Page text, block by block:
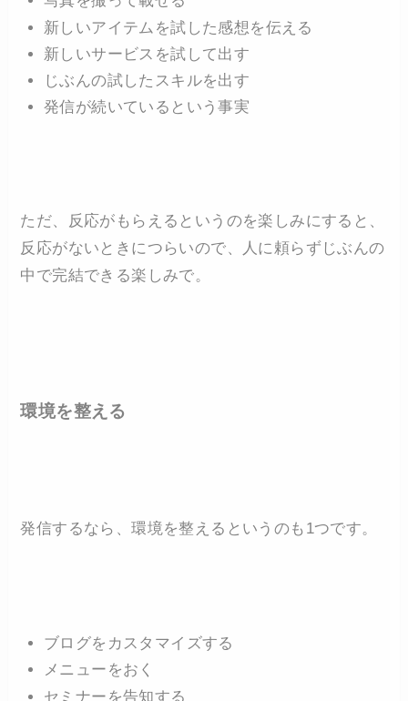
新しいアイテムを試した感想を伝える
新しいサービスを試して出す
じぶんの試したスキルを出す
発信が続いているという事実
ただ、反応がもらえるというのを楽しみにすると、
反応がないときにつらいので、人に頼らずじぶんの
中で完結できる楽しみで。
環境を整える
発信するなら、環境を整えるというのも1つです。
ブログをカスタマイズする
メニューをおく
セミナーを告知する